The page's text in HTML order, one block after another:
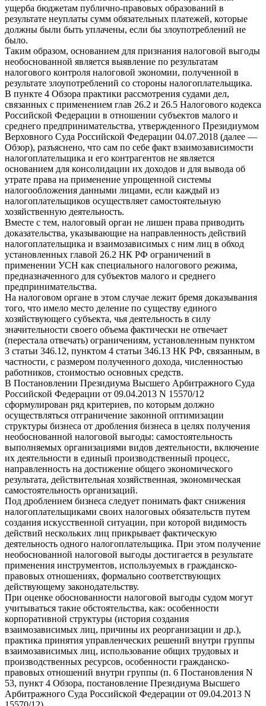
ущерба бюджетам публично-правовых образований в
результате неуплаты сумм обязательных платежей, которые
должны были быть уплачены, если бы злоупотреблений не
было.
Таким образом, основанием для признания налоговой выгоды
необоснованной является выявление по результатам
налогового контроля налоговой экономии, полученной в
результате злоупотреблений со стороны налогоплательщика.
В пункте 4 Обзора практики рассмотрения судами дел,
связанных с применением глав 26.2 и 26.5 Налогового кодекса
Российской Федерации в отношении субъектов малого и
среднего предпринимательства, утвержденного Президиумом
Верховного Суда Российской Федерации 04.07.2018 (далее —
Обзор), разъяснено, что сам по себе факт взаимозависимости
налогоплательщика и его контрагентов не является
основанием для консолидации их доходов и для вывода об
утрате права на применение упрощенной системы
налогообложения данными лицами, если каждый из
налогоплательщиков осуществляет самостоятельную
хозяйственную деятельность.
Вместе с тем, налоговый орган не лишен права приводить
доказательства, указывающие на направленность действий
налогоплательщика и взаимозависимых с ним лиц в обход
установленных главой 26.2 НК РФ ограничений в
применении УСН как специального налогового режима,
предназначенного для субъектов малого и среднего
предпринимательства.
На налоговом органе в этом случае лежит бремя доказывания
того, что имело место деление по существу единого
хозяйствующего субъекта, чья деятельность в силу
значительности своего объема фактически не отвечает
(перестала отвечать) ограничениям, установленным пунктом
3 статьи 346.12, пунктом 4 статьи 346.13 НК РФ, связанным, в
частности, с размером полученного дохода, численностью
работников, стоимостью основных средств.
В Постановлении Президиума Высшего Арбитражного Суда
Российской Федерации от 09.04.2013 N 15570/12
сформулирован ряд критериев, по которым должно
осуществляться отграничение законной оптимизации
структуры бизнеса от дробления бизнеса в целях получения
необоснованной налоговой выгоды: самостоятельность
выполняемых организациями видов деятельности, включение
их деятельности в единый производственный процесс,
направленность на достижение общего экономического
результата, действительная хозяйственная, экономическая
самостоятельность организаций.
Под дроблением бизнеса следует понимать факт снижения
налогоплательщиками своих налоговых обязательств путем
создания искусственной ситуации, при которой видимость
действий нескольких лиц прикрывает фактическую
деятельность одного налогоплательщика. При этом получение
необоснованной налоговой выгоды достигается в результате
применения инструментов, используемых в гражданско-
правовых отношениях, формально соответствующих
действующему законодательству.
При оценке обоснованности налоговой выгоды судом могут
учитываться такие обстоятельства, как: особенности
корпоративной структуры (история создания
взаимозависимых лиц, причины их реорганизации и др.),
практика принятия управленческих решений внутри группы
взаимозависимых лиц, использование общих трудовых и
производственных ресурсов, особенности гражданско-
правовых отношений внутри группы (п. 6 Постановления N
53, пункт 4 Обзора, постановление Президиума Высшего
Арбитражного Суда Российской Федерации от 09.04.2013 N